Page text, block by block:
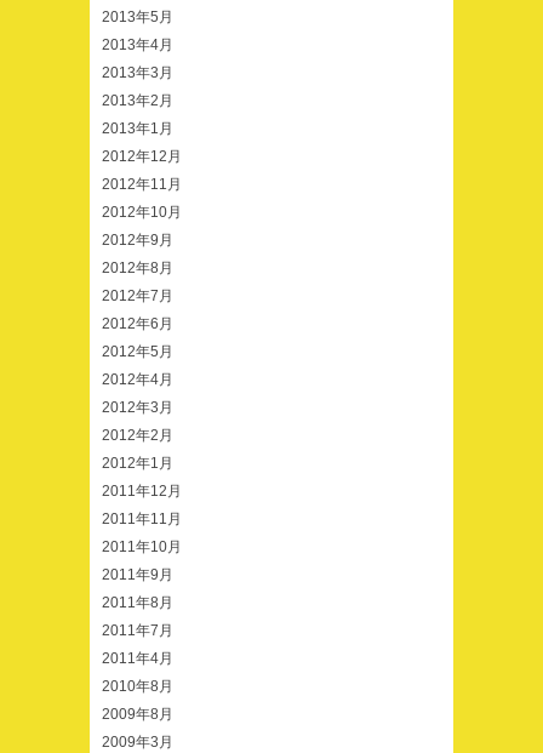
2013年5月
2013年4月
2013年3月
2013年2月
2013年1月
2012年12月
2012年11月
2012年10月
2012年9月
2012年8月
2012年7月
2012年6月
2012年5月
2012年4月
2012年3月
2012年2月
2012年1月
2011年12月
2011年11月
2011年10月
2011年9月
2011年8月
2011年7月
2011年4月
2010年8月
2009年8月
2009年3月